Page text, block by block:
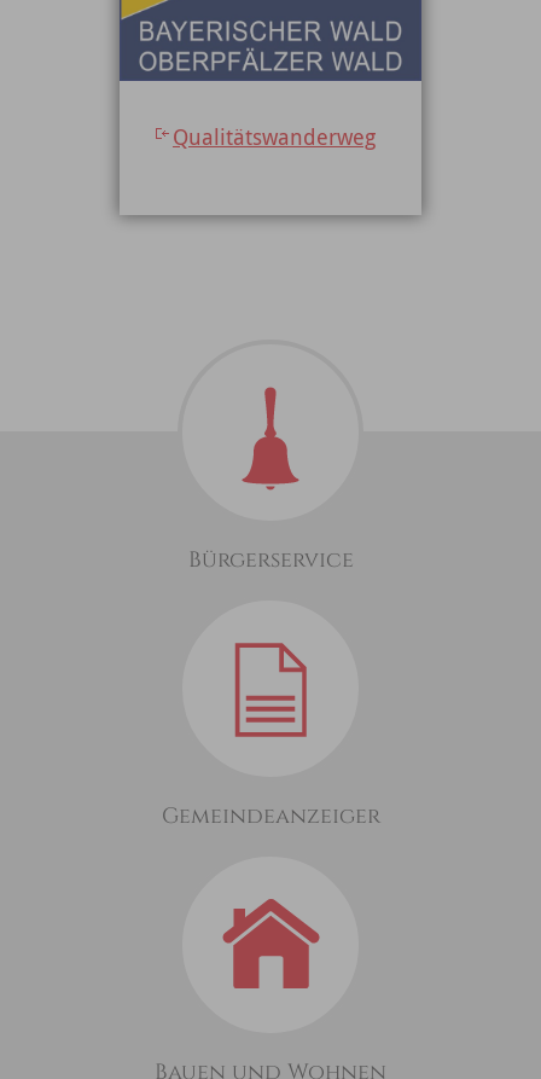
Qualitätswanderweg
Bürgerservice
Gemeindeanzeiger
Bauen und Wohnen